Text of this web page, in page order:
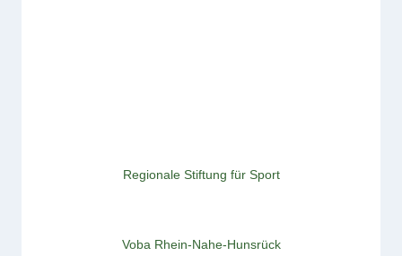
Regionale Stiftung für Sport
Voba Rhein-Nahe-Hunsrück